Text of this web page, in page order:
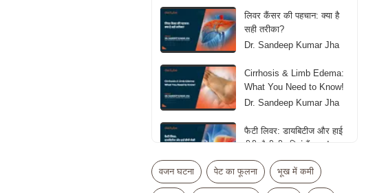
लिवर कैंसर की पहचान: क्या है
सही तरीका?
Dr. Sandeep Kumar Jha
Cirrhosis & Limb Edema:
What You Need to Know!
Dr. Sandeep Kumar Jha
फैटी लिवर: डायबिटीज और हाई
बीपी जैसी बीमारियां हैं वजह!
Dr. Sandeep Kumar Jha
கல்லீரல் கொழுப்பு நோய் -
वजन घटना पेट का फूलना भूख में कमी